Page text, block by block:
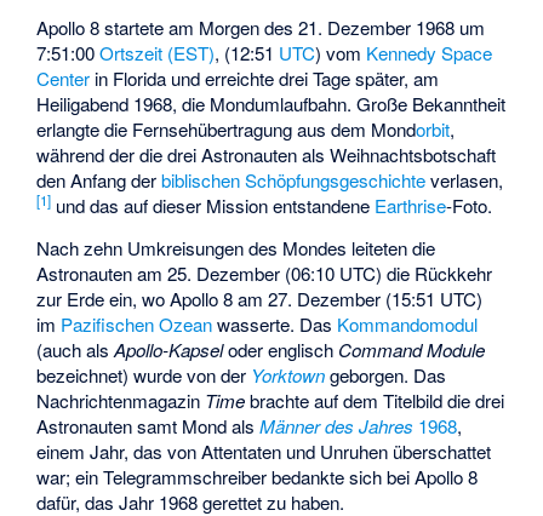
Apollo 8 startete am Morgen des 21. Dezember 1968 um
7:51:00Ortszeit (EST), (12:51 UTC) vom Kennedy Space
Center in Florida und erreichte drei Tage später, am
Heiligabend 1968, die Mondumlaufbahn. Große Bekanntheit
erlangte die Fernsehübertragung aus dem Mondorbit,
während der die drei Astronauten als Weihnachtsbotschaft
den Anfang derbiblischen Schöpfungsgeschichteverlasen,
[1] und das auf dieser Mission entstandene Earthrise-Foto.
Nach zehn Umkreisungen des Mondes leiteten die
Astronauten am 25. Dezember (06:10 UTC) die Rückkehr
zur Erde ein, wo Apollo 8 am 27. Dezember (15:51 UTC)
im Pazifischen Ozeanwasserte. Das Kommandomodul
(auch alsApollo-Kapseloder englisch Command Module
bezeichnet) wurde von der Yorktowngeborgen. Das
Nachrichtenmagazin Timebrachte auf dem Titelbild die drei
Astronauten samt Mond alsMänner des Jahres 1968,
einem Jahr, das von Attentaten und Unruhen überschattet
war; ein Telegrammschreiber bedankte sich bei Apollo 8
dafür, das Jahr 1968 gerettet zu haben.